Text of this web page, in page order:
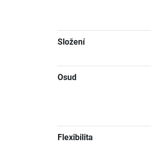
Složení
Osud
Flexibilita